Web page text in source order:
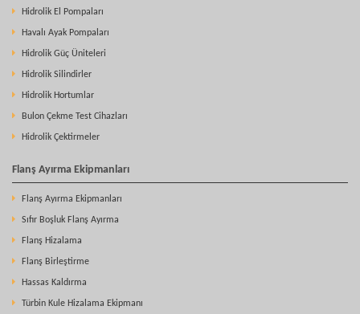
Hidrolik El Pompaları
Havalı Ayak Pompaları
Hidrolik Güç Üniteleri
Hidrolik Silindirler
Hidrolik Hortumlar
Bulon Çekme Test Cihazları
Hidrolik Çektirmeler
Flanş Ayırma Ekipmanları
Flanş Ayırma Ekipmanları
Sıfır Boşluk Flanş Ayırma
Flanş Hizalama
Flanş Birleştirme
Hassas Kaldırma
Türbin Kule Hizalama Ekipmanı